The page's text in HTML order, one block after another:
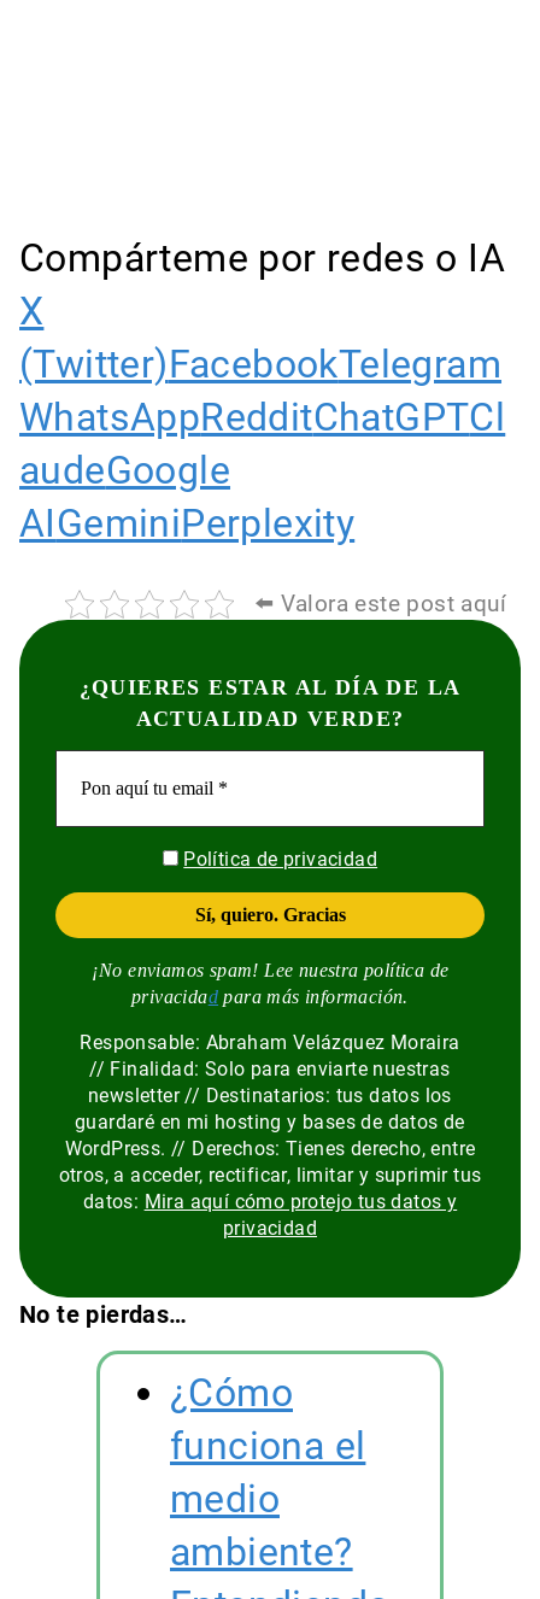
Compárteme por redes o IA
X
(Twitter)FacebookTelegram
WhatsAppRedditChatGPTCl
audeGoogle
AIGeminiPerplexity
⬅️ Valora este post aquí
¿QUIERES ESTAR AL DÍA DE LA
ACTUALIDAD VERDE?
Política de privacidad
¡No enviamos spam! Lee nuestra política de
privacidad para más información.
Responsable: Abraham Velázquez Moraira
// Finalidad: Solo para enviarte nuestras
newsletter // Destinatarios: tus datos los
guardaré en mi hosting y bases de datos de
WordPress. // Derechos: Tienes derecho, entre
otros, a acceder, rectificar, limitar y suprimir tus
datos: Mira aquí cómo protejo tus datos y
privacidad
No te pierdas…
¿Cómo
funciona el
medio
ambiente?